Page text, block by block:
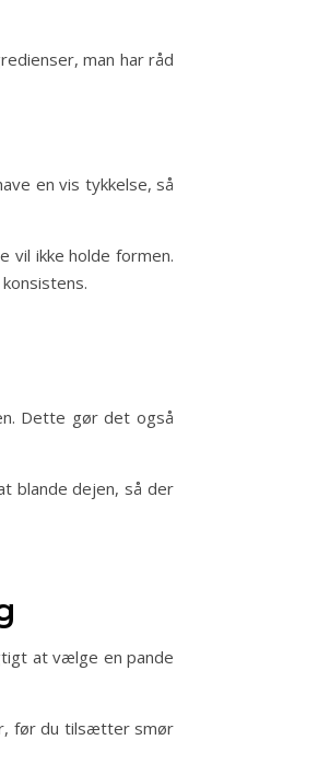
man har råd
en vis tykkelse, så
ikke holde formen.
Dette gør det også
blande dejen, så der
at vælge en pande
før du tilsætter smør